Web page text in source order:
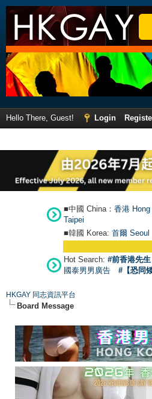
Hello There, Guest! Login
■中國 China： 香港
Taipei
■韓國 Korea: 首爾 Seou
Hot Search: #前香港先
國泰男男廣告
#【恐同
HKGAY 同志資訊平台
Board Message